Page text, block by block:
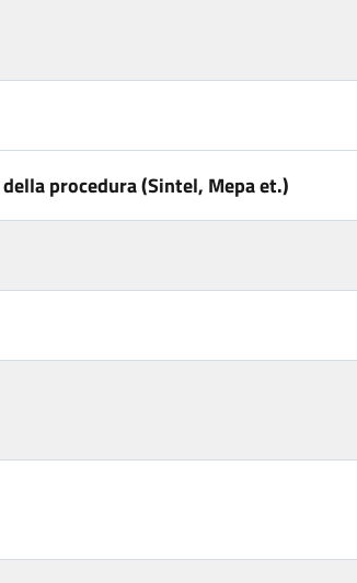
procedura (Sintel, Mepa et.)